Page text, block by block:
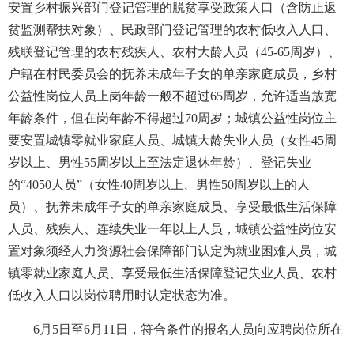
安置乡村振兴部门登记管理的脱贫享受政策人口（含防止返
贫监测帮扶对象）、民政部门登记管理的农村低收入人口、
残联登记管理的农村残疾人、农村大龄人员（45-65周岁）、
户籍在村民委员会的抚养未成年子女的单亲家庭成员，乡村
公益性岗位人员上岗年龄一般不超过65周岁，允许适当放宽
年龄条件，但在岗年龄不得超过70周岁；城镇公益性岗位主
要安置城镇零就业家庭人员、城镇大龄失业人员（女性45周
岁以上、男性55周岁以上至法定退休年龄）、登记失业
的“4050人员”（女性40周岁以上、男性50周岁以上的人
员）、抚养未成年子女的单亲家庭成员、享受最低生活保障
人员、残疾人、连续失业一年以上人员，城镇公益性岗位安
置对象须经人力资源社会保障部门认定为就业困难人员，城
镇零就业家庭人员、享受最低生活保障登记失业人员、农村
低收入人口以岗位聘用时认定状态为准。
6月5日至6月11日，符合条件的报名人员向应聘岗位所在